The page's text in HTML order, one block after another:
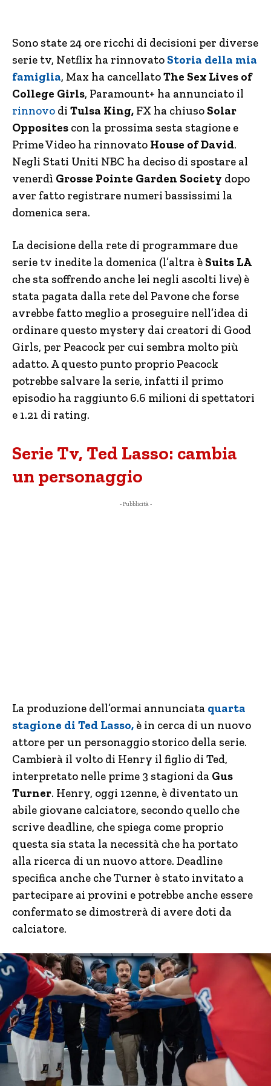
Sono state 24 ore ricchi di decisioni per diverse
serie tv, Netflix ha rinnovato Storia della mia
famiglia, Max ha cancellatoThe Sex Lives of
College Girls, Paramount+ ha annunciato il
rinnovo di Tulsa King, FX ha chiuso Solar
Opposites con la prossima sesta stagione e
Prime Video ha rinnovato House of David.
Negli Stati Uniti NBC ha deciso di spostare al
venerdì Grosse Pointe Garden Society dopo
aver fatto registrare numeri bassissimi la
domenica sera.
La decisione della rete di programmare due
serie tv inedite la domenica (l’altra è Suits LA
che sta soffrendo anche lei negli ascolti live) è
stata pagata dalla rete del Pavone che forse
avrebbe fatto meglio a proseguire nell’idea di
ordinare questo mystery dai creatori di Good
Girls, per Peacock per cui sembra molto più
adatto. A questo punto proprio Peacock
potrebbe salvare la serie, infatti il primo
episodio ha raggiunto 6.6 milioni di spettatori
e 1.21 di rating.
Serie Tv, Ted Lasso: cambia
un personaggio
- Pubblicità -
La produzione dell’ormai annunciata quarta
stagione di Ted Lasso, è in cerca di un nuovo
attore per un personaggio storico della serie.
Cambierà il volto di Henry il figlio di Ted,
interpretato nelle prime 3 stagioni da Gus
Turner. Henry, oggi 12enne, è diventato un
abile giovane calciatore, secondo quello che
scrive deadline, che spiega come proprio
questa sia stata la necessità che ha portato
alla ricerca di un nuovo attore. Deadline
specifica anche che Turner è stato invitato a
partecipare ai provini e potrebbe anche essere
confermato se dimostrerà di avere doti da
calciatore.